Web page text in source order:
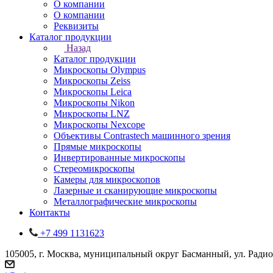
О компании
О компании
Реквизиты
Каталог продукции
Назад
Каталог продукции
Микроскопы Olympus
Микроскопы Zeiss
Микроскопы Leica
Микроскопы Nikon
Микроскопы LNZ
Микроскопы Nexcope
Объективы Contrastech машинного зрения
Прямые микроскопы
Инвертированные микроскопы
Стереомикроскопы
Камеры для микроскопов
Лазерные и сканирующие микроскопы
Металлографические микроскопы
Контакты
+7 499 1131623
105005, г. Москва, муниципальный округ Басманный, ул.